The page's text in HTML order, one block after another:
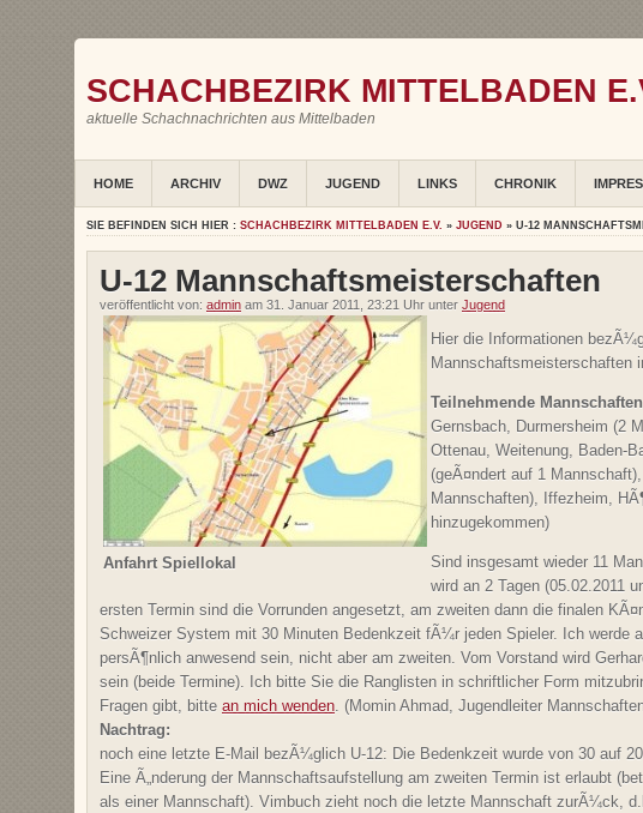
SCHACHBEZIRK MITTELBADEN
aktuelle Schachnachrichten aus Mittelbaden
HOME ARCHIV DWZ JUGEND LINKS CHRONIK
SIE BEFINDEN SICH HIER : SCHACHBEZIRK MITTELBADEN E.V. » JUGEND » U-12
U-12 Mannschaftsmeisterschaften
veröffentlicht von: admin am 31. Januar 2011, 23:21 Uhr unter Jugend
Anfahrt Spiellokal
Hier die Informationen
Mannschaftsmeisterschaften
Teilnehmende
Gernsbach, Durmersheim (2
Ottenau, Weitenung, Baden-
(geÃ¤ndert auf 1
Mannschaften), Iffezheim,
hinzugekommen)
Sind insgesamt wieder 11
wird an 2 Tagen (05.02.2011
ersten Termin sind die Vorrunden angesetzt, am zweiten dann die finalen
Schweizer System mit 30 Minuten Bedenkzeit fÃ¼r jeden Spieler. Ich werde
persÃ¶nlich anwesend sein, nicht aber am zweiten. Vom Vorstand wird
sein (beide Termine). Ich bitte Sie die Ranglisten in schriftlicher Form
Fragen gibt, bitte an mich wenden. (Momin Ahmad, Jugendleiter
Nachtrag:
noch eine letzte E-Mail bezÃ¼glich U-12: Die Bedenkzeit wurde von 30 auf
Eine Ã„nderung der Mannschaftsaufstellung am zweiten Termin ist erlaubt
als einer Mannschaft). Vimbuch zieht noch die letzte Mannschaft zurÃ¼ck,